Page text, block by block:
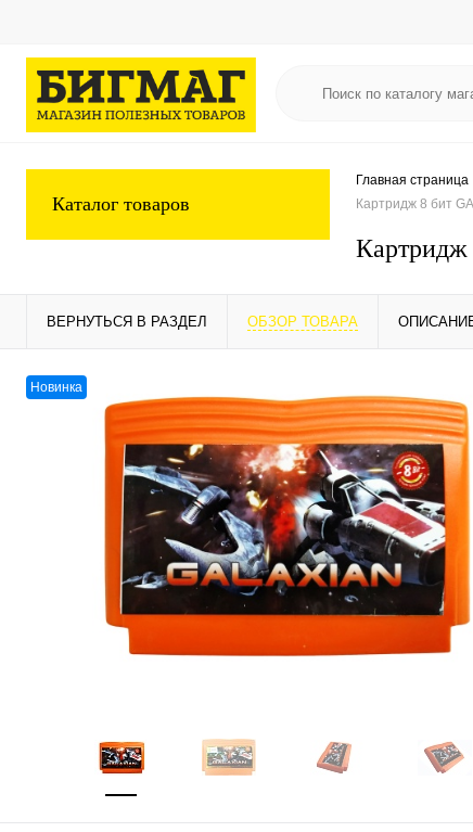
Каталог товаров
Главная страница
Картридж 8 бит
Картридж
ВЕРНУТЬСЯ В РАЗДЕЛ ОБЗОР ТОВАРА
Новинка